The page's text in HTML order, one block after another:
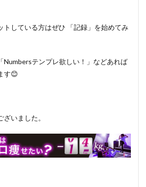
トしている方はぜひ 「記録」を始めてみ
Numbersテンプレ欲しい！」などあれば
す😊
いました。